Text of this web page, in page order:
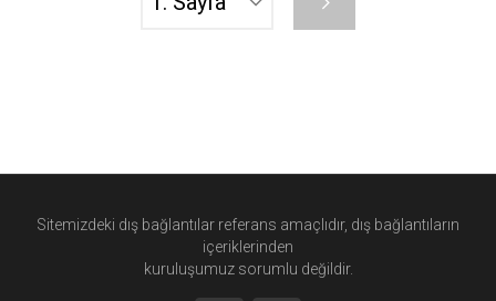
Sitemizdeki dış bağlantılar referans amaçlıdır, dış bağlantıların
içeriklerinden
kuruluşumuz sorumlu değildir.